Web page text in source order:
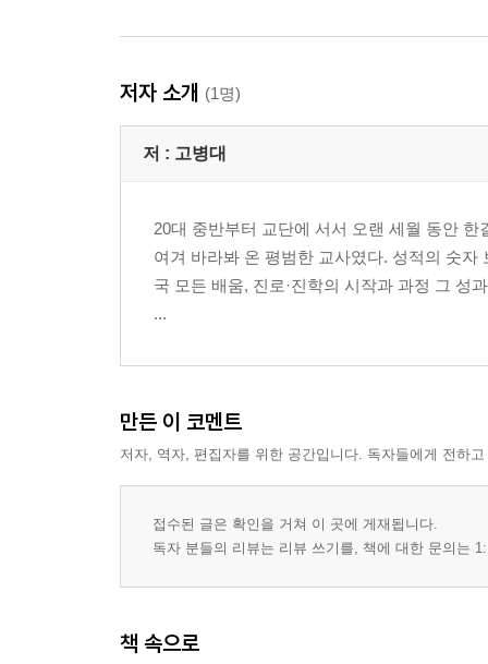
저자 소개 (1명)
저 : 고병대
20대 중반부터 교단에 서서 오랜 세월 동안
여겨 바라봐 온 평범한 교사였다. 성적의 숫
국 모든 배움, 진로·진학의 시작과 과정 그 성
...
만든 이 코멘트
저자, 역자, 편집자를 위한 공간입니다. 독자들에게 전하
접수된 글은 확인을 거쳐 이 곳에 게재됩니다.
독자 분들의 리뷰는 리뷰 쓰기를, 책에 대한 문의는
책 속으로